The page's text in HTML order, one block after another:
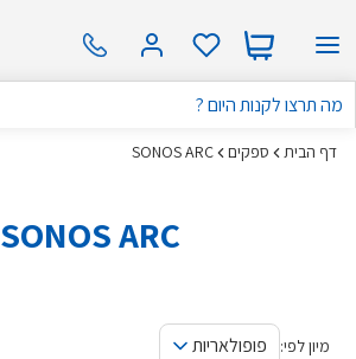
דף הבית ספקים SONOS ARC
SONOS ARC
מיון לפי: פופולאריות